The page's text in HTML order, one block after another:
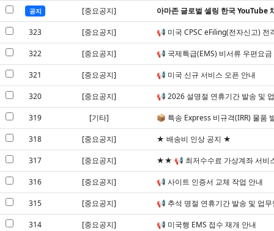
공지 [중요공지] 아마존 글로벌 셀링 한국 YouTube
323 [중요공지] 📢 미국 CPSC eFiling(전자신고) 전
322 [중요공지] 📢 국제특급(EMS) 비서류 우편요금
321 [중요공지] 📢 미국 신규 서비스 오픈 안내
320 [중요공지] 📢 2026 설명절 연휴기간 발송 및
319 [기타] 📦 특송 Express 비규격(IRR) 물품
318 [중요공지] ★ 배송비 인상 공지 ★
317 [중요공지] ★★ 📢 최저수수료 가상계좌 서비
316 [중요공지] 📢 사이트 인증서 교체 작업 안내
315 [중요공지] 📢 추석 명절 연휴기간 발송 및 업무
314 [중요공지] 📢 미국행 EMS 접수 재개 안내